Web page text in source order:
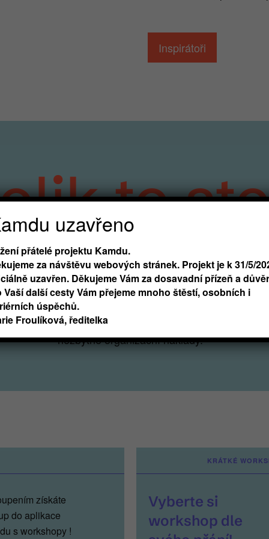
Inspirátoři
to
či vysokoškoláka bude přínosné, když své studium
poznávání praxe a praktické osvojování dovedností.
když mu účast na workshopech umožníte a jejich
jsou symbolické, našemu studentskému
nezbytné organizační náklady.
získáte
do aplikace
s workshopy !
KRÁTKÉ
Vyberte si
workshop dle
uzavřeno
přátelé projektu Kamdu.
za návštěvu webových stránek. Projekt je k 31/5/
uzavřen. Děkujeme Vám za dosavadní přízeň a
Vaší další cesty Vám přejeme mnoho štěstí, osobních i
úspěchů.
Froulíková, ředitelka